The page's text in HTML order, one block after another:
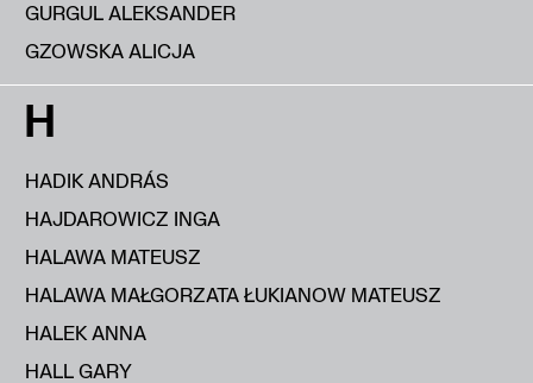
GURGUL ALEKSANDER
GZOWSKA ALICJA
H
HADIK ANDRÁS
HAJDAROWICZ INGA
HALAWA MATEUSZ
HALAWA MAŁGORZATA ŁUKIANOW MATEUSZ
HALEK ANNA
HALL GARY